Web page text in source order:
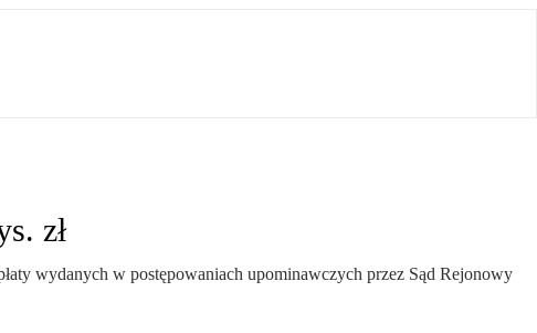
zł
wydanych w postępowaniach upominawczych przez Sąd Rejonowy